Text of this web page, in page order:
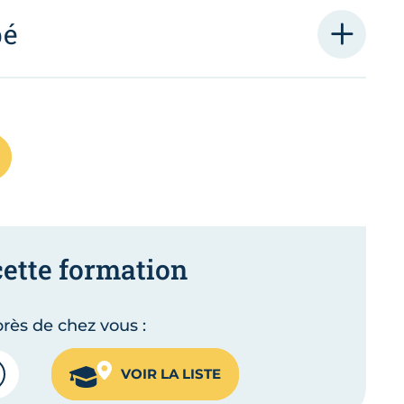
formation
de chez vous :
VOIR LA LISTE